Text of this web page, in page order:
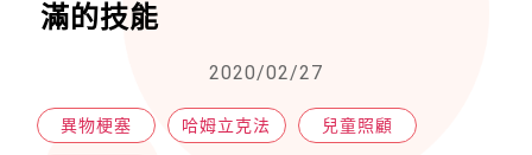
滿的技能
2020/02/27
異物梗塞 哈姆立克法 兒童照顧